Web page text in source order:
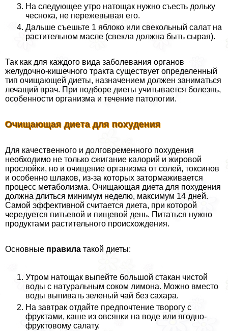
На следующее утро натощак нужно съесть дольку
чеснока, не пережевывая его.
Дальше съешьте 1 яблоко или свекольный салат на
растительном масле (свекла должна быть сырая).
Так как для каждого вида заболевания органов
желудочно-кишечного тpaкта существует определенный
тип очищающей диеты, назначением должен заниматься
лечащий врач. При подборе диеты учитывается болезнь,
особенности организма и течение патологии.
Очищающая диета для похудения
Для качественного и долговременного похудения
необходимо не только сжигание калорий и жировой
прослойки, но и очищение организма от солей, токсинов
и особенно шлаков, из-за которых затормаживается
процесс метаболизма. Очищающая диета для похудения
должна длиться минимум неделю, максимум 14 дней.
Самой эффективной считается диета, при которой
чередуется питьевой и пищевой день. Питаться нужно
продуктами растительного происхождения.
Основные правила такой диеты:
Утром натощак выпейте большой стакан чистой
воды с натуральным соком лимона. Можно вместо
воды выпивать зеленый чай без сахара.
На завтpaк отдайте предпочтение творогу с
фруктами, каше из овсянки на воде или ягодно-
фруктовому салату.